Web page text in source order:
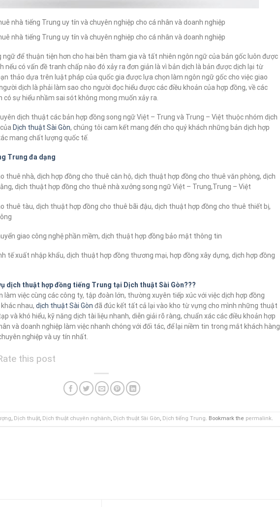
nhà tiếng Trung uy tín và chuyên nghiệp cho cá nhân và doanh nghiệp
nhà tiếng Trung uy tín và chuyên nghiệp cho cá nhân và doanh nghiệp
ngữ để thuận tiện hơn cho hai bên tham gia và tất nhiên ngôn ngữ của bản gốc luôn được
nếu có vấn đề tranh chấp nào đó xảy ra đơn giản là vì bản dịch là bản được dịch lại từ
thảo dựa trên luật pháp của quốc gia được lựa chọn làm ngôn ngữ gốc cho việc giao
dịch là phải làm sao cho người đọc hiểu được các điều khoản của hợp đồng, về các
có sự hiểu nhầm sai sót không mong muốn xảy ra.
dịch thuật các bản hợp đồng song ngữ Việt – Trung và Trung – Việt thuộc nhóm dịch
Dịch thuật Sài Gòn, chúng tôi cam kết mang đến cho quý khách những bản dịch hợp
mang chất lượng quốc tế.
Trung đa dạng
thuê nhà, dịch hợp đồng cho thuê căn hộ, dịch thuật hợp đồng cho thuê văn phòng, dịch
dịch thuật hợp đồng cho thuê nhà xưởng song ngữ Việt – Trung,Trung – Việt
thuê tàu, dịch thuật hợp đồng cho thuê bãi đậu, dịch thuật hợp đồng cho thuê thiết bị,
giao công nghệ phần mềm, dịch thuật hợp đồng bảo mật thông tin
tế xuất nhập khẩu, dịch thuật hợp đồng thương mại, hợp đồng xây dựng, dịch hợp đồng
dịch thuật hợp đồng tiếng Trung tại Dịch thuật Sài Gòn???
làm việc cùng các công ty, tập đoàn lớn, thường xuyên tiếp xúc với việc dịch hợp đồng
nhau, dịch thuật Sài Gòn đã đúc kết tất cả lại vào kho từ vựng cho mình những thuật
và khó hiểu, kỹ năng dịch tài liệu nhanh, diễn giải rõ ràng, chuẩn xác các điều khoản hợp
và doanh nghiệp làm việc nhanh chóng với đối tác, để lại niềm tin trong mắt khách hàng
nghiệp và uy tín nhất.
this post
, Dịch thuật, Dịch thuật chuyên nghành, Dịch thuật Sài Gòn, Dịch tiếng Trung. Bookmark the permalink.